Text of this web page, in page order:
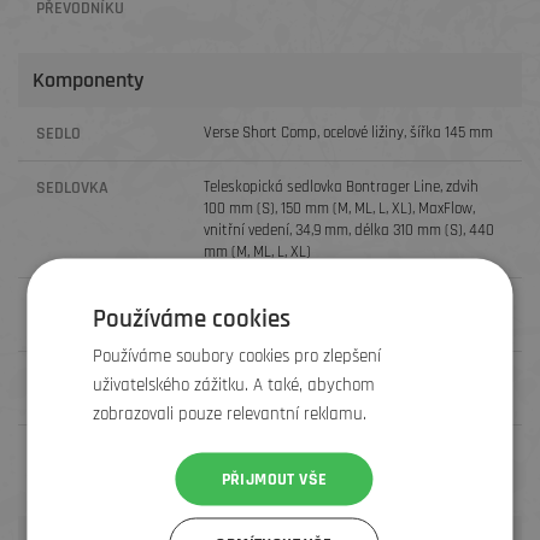
PŘEVODNÍKU
Komponenty
SEDLO Verse Short Comp, ocelové ližiny, šířka 145 mm
SEDLOVKA
Teleskopická sedlovka Bontrager Line, zdvih
100 mm (S), 150 mm (M, ML, L, XL), MaxFlow,
vnitřní vedení, 34,9 mm, délka 310 mm (S), 440
mm (M, ML, L, XL)
PŘEDSTAVEC
Blendr, 0 stupňů, délka 35 mm.
Bontrager Line Pro, karbon OCLV, 35 mm,
prohnutí 27,5 mm, šířka 820 mm
Bontrager XR Trail Pro, slitina, zamykání Lock-
Používáme cookies
Používáme soubory cookies pro zlepšení
uživatelského zážitku. A také, abychom
zobrazovali pouze relevantní reklamu.
PŘIJMOUT VŠE